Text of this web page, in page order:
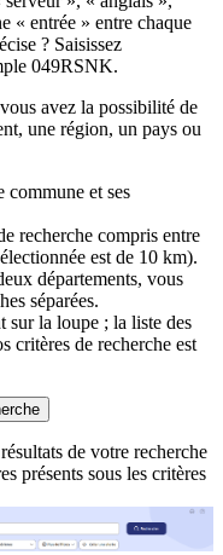
« entrée » entre chaque
? Saisissez
049RSNK.
avez la possibilité de
une région, un pays ou
commune et ses
recherche compris entre
est de 10 km).
départements, vous
séparées.
sur la loupe ; la liste des
critères de recherche est
de votre recherche
présents sous les critères